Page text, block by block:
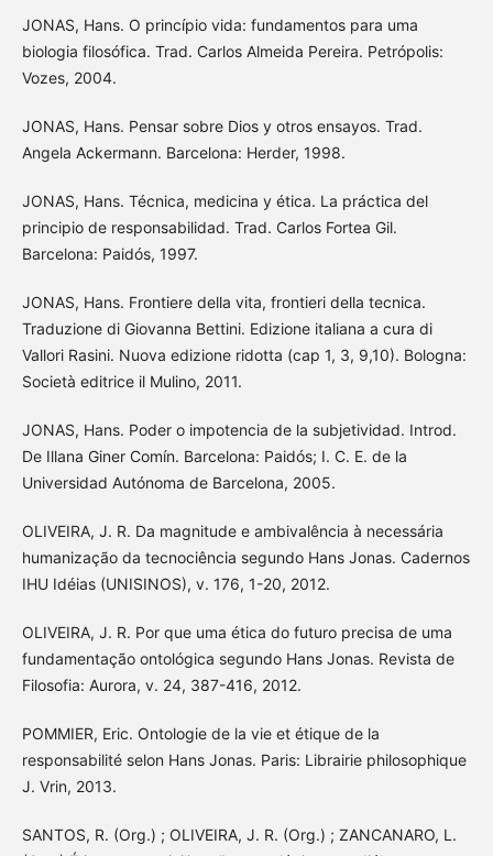
JONAS, Hans. O princípio vida: fundamentos para uma
biologia filosófica. Trad. Carlos Almeida Pereira. Petrópolis:
Vozes, 2004.
JONAS, Hans. Pensar sobre Dios y otros ensayos. Trad.
Angela Ackermann. Barcelona: Herder, 1998.
JONAS, Hans. Técnica, medicina y ética. La práctica del
principio de responsabilidad. Trad. Carlos Fortea Gil.
Barcelona: Paidós, 1997.
JONAS, Hans. Frontiere della vita, frontieri della tecnica.
Traduzione di Giovanna Bettini. Edizione italiana a cura di
Vallori Rasini. Nuova edizione ridotta (cap 1, 3, 9,10). Bologna:
Società editrice il Mulino, 2011.
JONAS, Hans. Poder o impotencia de la subjetividad. Introd.
De Illana Giner Comín. Barcelona: Paidós; I. C. E. de la
Universidad Autónoma de Barcelona, 2005.
OLIVEIRA, J. R. Da magnitude e ambivalência à necessária
humanização da tecnociência segundo Hans Jonas. Cadernos
IHU Idéias (UNISINOS), v. 176, 1-20, 2012.
OLIVEIRA, J. R. Por que uma ética do futuro precisa de uma
fundamentação ontológica segundo Hans Jonas. Revista de
Filosofia: Aurora, v. 24, 387-416, 2012.
POMMIER, Eric. Ontologie de la vie et étique de la
responsabilité selon Hans Jonas. Paris: Librairie philosophique
J. Vrin, 2013.
SANTOS, R. (Org.) ; OLIVEIRA, J. R. (Org.) ; ZANCANARO, L.